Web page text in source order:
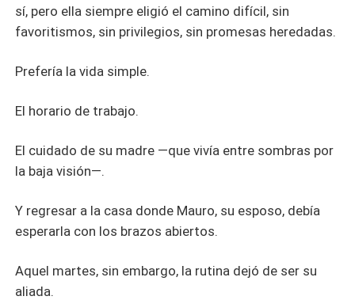
sí, pero ella siempre eligió el camino difícil, sin
favoritismos, sin privilegios, sin promesas heredadas.
Prefería la vida simple.
El horario de trabajo.
El cuidado de su madre —que vivía entre sombras por
la baja visión—.
Y regresar a la casa donde Mauro, su esposo, debía
esperarla con los brazos abiertos.
Aquel martes, sin embargo, la rutina dejó de ser su
aliada.